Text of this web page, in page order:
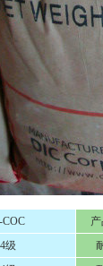
COC
4级